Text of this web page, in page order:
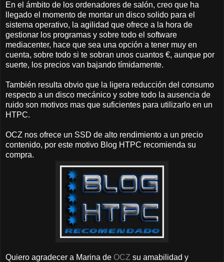
En el ámbito de los ordenadores de salón, creo que ha
llegado el momento de montar un disco solido para el
sistema operativo, la agilidad que ofrece a la hora de
gestionar los programas y sobre todo el software
mediacenter, hace que sea una opción a tener muy en
cuenta, sobre todo si te sobran unos cuantos €, aunque por
suerte, los precios van bajando tímidamente.
También resulta obvio que la ligera reducción del consumo
respecto a un disco mecánico y sobre todo la ausencia de
ruido son motivos mas que suficientes para utilizarlo en un
HTPC.
OCZ nos ofrece un SSD de alto rendimiento a un precio
contenido, por este motivo Blog HTPC recomienda su
compra.
Quiero agradecer a Marina de OCZ su amabilidad y